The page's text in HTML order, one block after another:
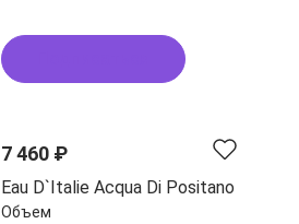
7 460 ₽
Eau D`Italie Acqua Di Positano
Объем